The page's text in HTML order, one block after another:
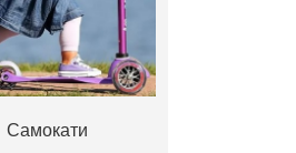
Самокати